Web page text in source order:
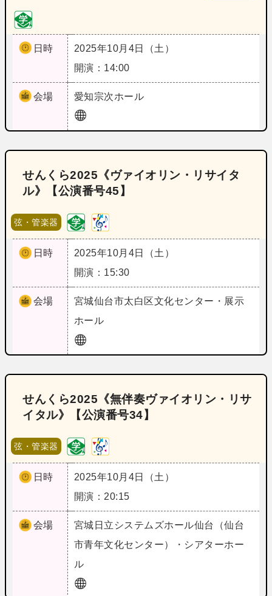
日時
2025年10月4日（土）
開演：14:00
会場 愛知宗次ホール
せんくら2025《ヴァイオリン・リサイタ
ル》【公演番号45】
弦・管楽器
日時
2025年10月4日（土）
開演：15:30
会場 宮城仙台市太白区文化センター・展示
ホール
せんくら2025《無伴奏ヴァイオリン・リサ
イタル》【公演番号34】
弦・管楽器
日時
2025年10月4日（土）
開演：20:15
会場 宮城 日立システムズホール仙台（仙台
市青年文化センター）・シアターホー
ル